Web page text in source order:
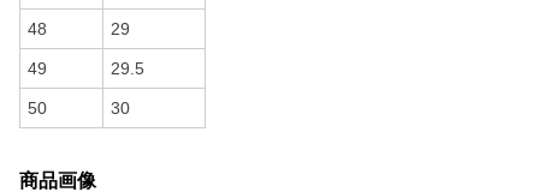
48 29
49 29.5
50 30
商品画像